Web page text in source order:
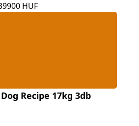
HUF
Recipe 17kg 3db